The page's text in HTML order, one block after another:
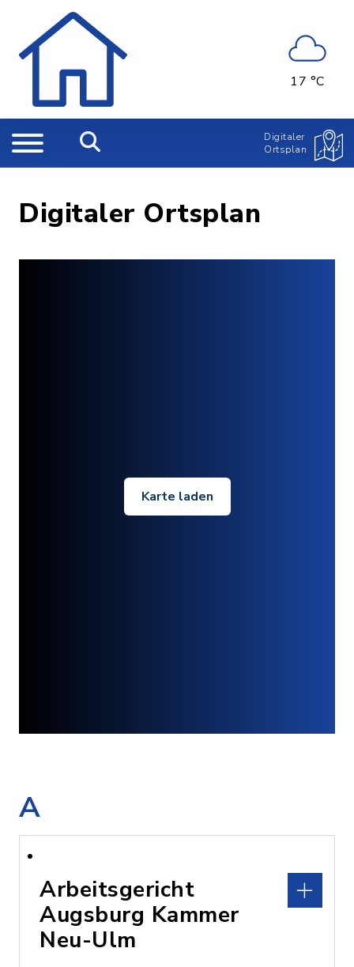
17 °C
Digitaler
Ortsplan
Digitaler Ortsplan
Karte laden
A
Arbeitsgericht
Augsburg Kammer
Neu-Ulm